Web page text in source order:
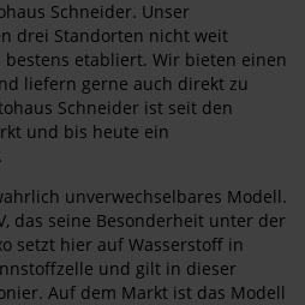
Schneider. Unser
drei Standorten nicht weit
etabliert. Wir bieten einen
liefern gerne auch direkt zu
Schneider ist seit den
und bis heute ein
unverwechselbares Modell.
das seine Besonderheit unter der
setzt hier auf Wasserstoff in
und gilt in dieser
Auf dem Markt ist das Modell